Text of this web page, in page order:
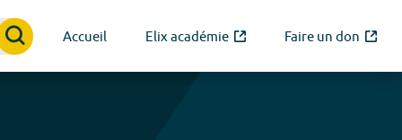
Accueil Elix académie Faire un don